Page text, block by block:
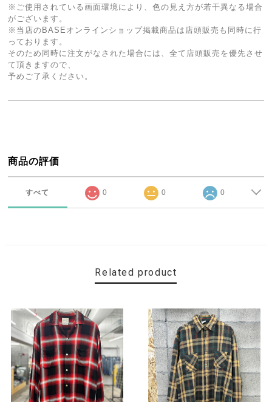
※ご使用されている画面環境により、色の見え方が若干異なる場合
がございます。
※当店のBASEオンラインショップ掲載商品は店頭販売も同時に行
っております。
そのため同時に注文がなされた場合には、全て店頭販売を優先させ
て頂きますので、
予めご了承ください。
商品の評価
すべて 0 0 0
Related product